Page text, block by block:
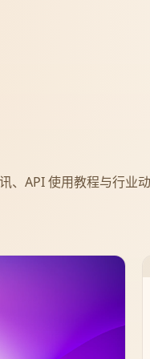
、API 使用教程与行业